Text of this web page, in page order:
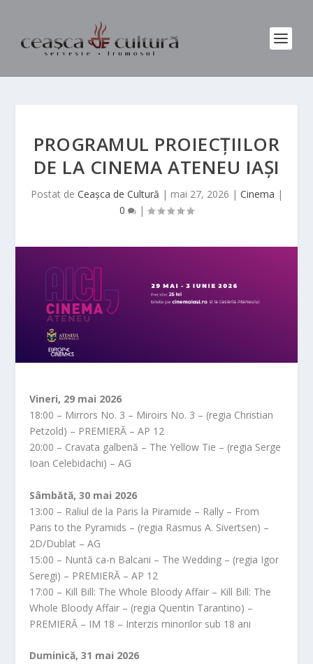
PROGRAMUL PROIECȚIILOR
DE LA CINEMA ATENEU IAȘI
Postat de Ceașca de Cultură | mai 27, 2026 | Cinema |
0
|
Vineri, 29 mai 2026
18:00 – Mirrors No. 3 – Miroirs No. 3 – (regia Christian
Petzold) – PREMIERĂ – AP 12
20:00 – Cravata galbenă – The Yellow Tie – (regia Serge
Ioan Celebidachi) – AG
Sâmbătă, 30 mai 2026
13:00 – Raliul de la Paris la Piramide – Rally – From
Paris to the Pyramids – (regia Rasmus A. Sivertsen) –
2D/Dublat – AG
15:00 – Nuntă ca-n Balcani – The Wedding – (regia Igor
Seregi) – PREMIERĂ – AP 12
17:00 – Kill Bill: The Whole Bloody Affair – Kill Bill: The
Whole Bloody Affair – (regia Quentin Tarantino) –
PREMIERĂ – IM 18 – Interzis minorilor sub 18 ani
Duminică, 31 mai 2026